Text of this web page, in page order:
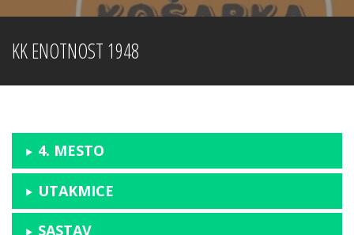
KK ENOTNOST 1948
4. MESTO
UTAKMICE
SASTAV